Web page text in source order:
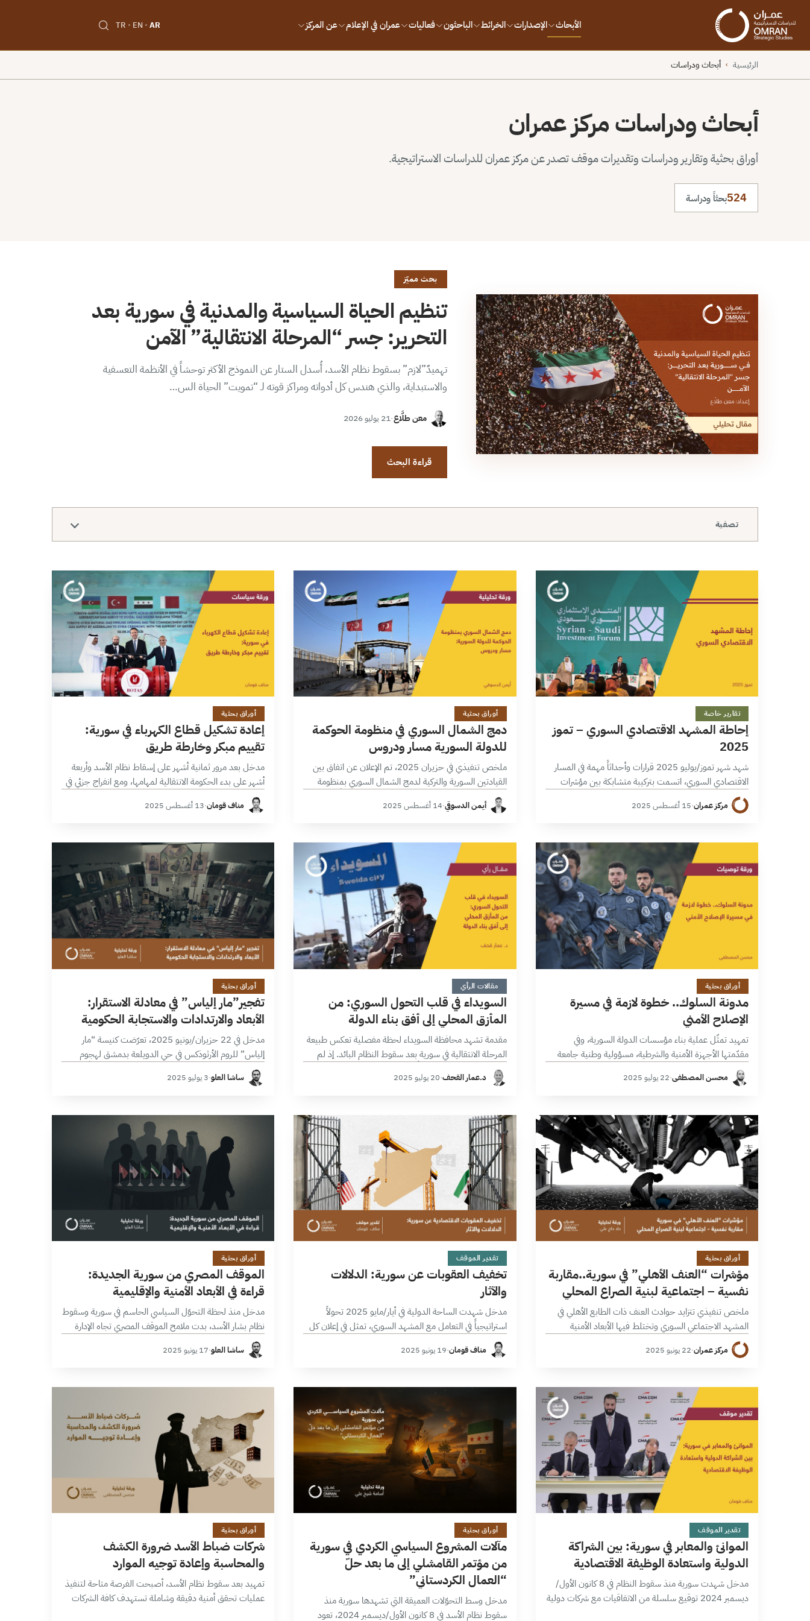
الأبحاث الإصدارات الخرائط الباحثون فعاليات عمران في الإعلام عن المركز AR
EN
TR
الرئيسية › أبحاث ودراسات
أبحاث ودراسات مركز عمران
أوراق بحثية وتقارير ودراسات وتقديرات موقف تصدر عن مركز عمران للدراسات الاستراتيجية.
524بحثاً ودراسة
بحث مميّز
تنظيم الحياة السياسية والمدنية في سورية بعد
التحرير: جسر “المرحلة الانتقالية” الآمن
تهميدٌ”لازم” بسقوط نظام الأسد، أُسدل الستار عن النموذج الأكثر توحشاً في الأنظمة التعسفية
والاستبداية، والذي هندس كل أدواته ومراكز قوته لـ “تمويت” الحياة الس…
معن طلَّاع·21 يوليو 2026
قراءة البحث
تصفية
9 دقائق
تقارير خاصة
إحاطة المشهد الاقتصادي السوري – تموز
2025
شهد شهر تموز/يوليو 2025 قرارات وأحداثاً مهمة في المسار
الاقتصادي السوري، اتسمت بتركيبة متشابكة بين مؤشرات
استقرار نسبي في سعر صرف الليرة السورية، وتكثيف لإجراءات
الإصلاح الحكومي، مقابل استمرار التحديات…
مركز عمران·15 أغسطس 2025
16 دقائق
أوراق بحثية
دمج الشمال السوري في منظومة الحوكمة
للدولة السورية مسار ودروس
ملخص تنفيذي في حزيران 2025، تم الإعلان عن اتفاق بين
القيادتين السورية والتركية لدمج الشمال السوري بمنظومة
الحوكمة الوطنية للدولة السورية، اتفاق كان مدفوعاً باعتبارات
سياسية أكثر منها تقنية كتوطيد…
أيمن الدسوقي·14 أغسطس 2025
12 دقائق
أوراق بحثية
إعادة تشكيل قطاع الكهرباء في سورية:
تقييم مبكر وخارطة طريق
مدخل بعد مرور ثمانية أشهر على إسقاط نظام الأسد وأربعة
أشهر على بدء الحكومة الانتقالية لمهامها، ومع انفراج جزئي في
العقوبات الدولية؛ لا يزال ملف الكهرباء يمثل التحدي الأبرز
في… مناف قومان·13 أغسطس 2025
14 دقائق
أوراق بحثية
مدونة السلوك.. خطوة لازمة في مسيرة
الإصلاح الأمني
تمهيد تمثّل عملية بناء مؤسسات الدولة السورية، وفي
مقدّمتها الأجهزة الأمنية والشرطية، مسؤولية وطنية جامعة
تتطلب تضافر جهود مختلف الفاعلين في المرحلة الانتقالية.
فقد ارتبط أداء هذه المؤسسات لعقود بانتهاكات…
محسن المصطفى·22 يوليو 2025
5 دقائق
مقالات الرأي
السويداء في قلب التحول السوري: من
المأزق المحلي إلى أفق بناء الدولة
مقدمة تشهد محافظة السويداء لحظة مفصلية تعكس طبيعة
المرحلة الانتقالية في سورية بعد سقوط النظام البائد. إذ لم
تعد الأحداث الجارية هناك أُحادية البُعد كمجرد اضطرابات
أمنية أو انفعالات محلية…
د.عمار القحف·20 يوليو 2025
22 دقائق
أوراق بحثية
تفجير”مار إلياس” في معادلة الاستقرار:
الأبعاد والارتدادات والاستجابة الحكومية
مدخل في 22 حزيران/يونيو 2025، تعرّضت كنيسة “مار
إلياس” للروم الأرثوذكس في حي الدويلعة بدمشق لهجوم
63 آخرين، بحسب وزارة…
ساشا العلو·3 يوليو 2025
4 دقائق
أوراق بحثية
مؤشرات “العنف الأهلي” في سورية..مقاربة
نفسية – اجتماعية لبنية الصراع المحلي
ملخص تنفيذي تتزايد حوادث العنف ذات الطابع الأهلي في
المشهد الاجتماعي السوري وتختلط فيها الأبعاد الأمنية
والسياسية والمجتمعية، وتدفع باتجاه ترسيخ الانقسامات
الهوياتية والاختلافات الفكرية، وتنذر باحتمالية الانزلاق إلى
مركز عمران·22 يونيو 2025
10 دقائق
تقدير الموقف
تخفيف العقوبات عن سورية: الدلالات
والآثار
مدخل شهدت الساحة الدولية في أيار/مايو 2025 تحولاً
استراتيجياً في التعامل مع المشهد السوري، تمثل في إعلان كل
من الولايات المتحدة الأمريكية والاتحاد الأوروبي عن تخفيف
العقوبات الاقتصادية المفروضة على…
مناف قومان·19 يونيو 2025
14 دقائق
أوراق بحثية
الموقف المصري من سورية الجديدة:
قراءة في الأبعاد الأمنية والإقليمية
مدخل منذ لحظة التحوّل السياسي الحاسم في سورية وسقوط
نظام بشار الأسد، بدت ملامح الموقف المصري تجاه الإدارة
الجديدة في دمشق، بقيادة أحمد الشرع، مُتّسمة بالحذر
والتردد، دون أن تبلغ…
ساشا العلو·17 يونيو 2025
9 دقائق
تقدير الموقف
الموانئ والمعابر في سورية: بين الشراكة
الدولية واستعادة الوظيفة الاقتصادية
مدخل شهدت سورية منذ سقوط النظام في 8 كانون الأول/
ديسمبر 2024 توقيع سلسلة من الاتفاقيات مع شركات دولية
11 دقائق
أوراق بحثية
مآلات المشروع السياسي الكردي في سورية
من مؤتمر القامشلي إلى ما بعد حلّ
“العمال الكردستاني”
مدخل وسط التحوّلات العميقة التي تشهدها سورية منذ
سقوط نظام الأسد في 8 كانون الأول/ديسمبر 2024، تعود
13 دقائق
أوراق بحثية
شركات ضباط الأسد ضرورة الكشف
والمحاسبة وإعادة توجيه الموارد
تمهيد بعد سقوط نظام الأسد، أصبحت الفرصة متاحة لتنفيذ
عمليات تحقق أمنية دقيقة وشاملة تستهدف كافة الشركات